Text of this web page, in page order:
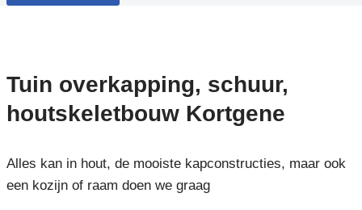
Tuin overkapping, schuur,
houtskeletbouw Kortgene
Alles kan in hout, de mooiste kapconstructies, maar ook
een kozijn of raam doen we graag